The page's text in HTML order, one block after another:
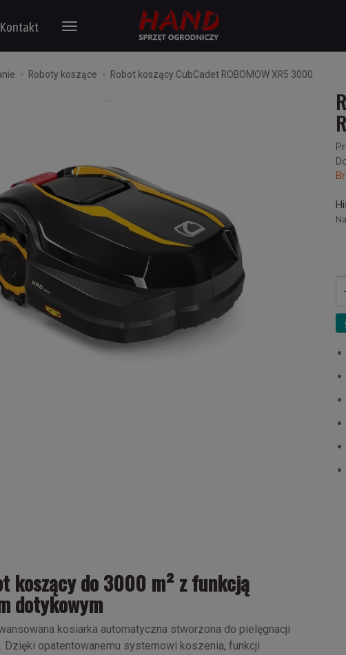
Kontakt
Roboty koszące Robot koszący CubCadet ROBOMOW XR5 3000
koszący do 3000 m² z funkcją
dotykowym
kosiarka automatyczna stworzona do pielęgnacji
opatentowanemu systemowi koszenia, funkcji